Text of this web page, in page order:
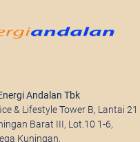
Andalan Tbk
& Lifestyle Tower B, Lantai 21
Barat III, Lot.10 1-6,
Kuningan,